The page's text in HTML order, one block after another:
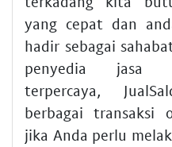
yang cepat dan
hadir sebagai
penyedia jasa
terpercaya,
berbagai transaksi
jika Anda perlu